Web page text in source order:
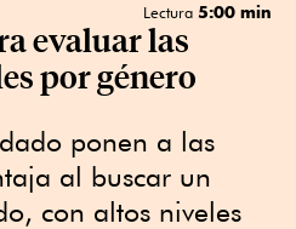
Lectura 5:00 min
evaluar las
por género
ponen a las
al buscar un
con altos niveles